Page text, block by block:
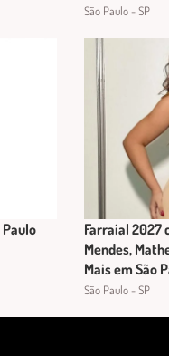
São Paulo - SP
Farraial 2027
Mendes,
Mais em São
São Paulo - SP